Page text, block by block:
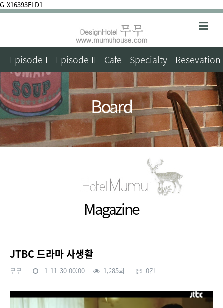
G-X16393FLD1
Episode I Episode II Cafe Specialty Resevation
Board
Magazine
JTBC 드라마 사생활
무무 -1-11-30 00:00 1,285회 0건
본문